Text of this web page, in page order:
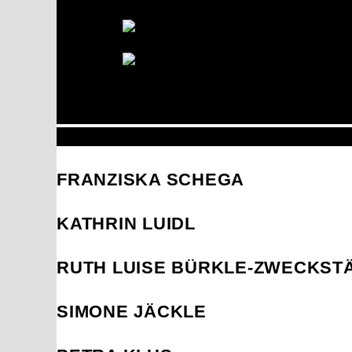
FRANZISKA SCHEGA
KATHRIN LUIDL
RUTH LUISE BÜRKLE-
SIMONE JÄCKLE